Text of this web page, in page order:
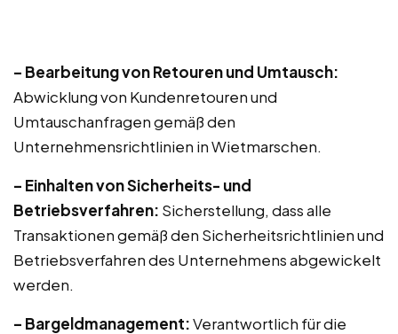
– Bearbeitung von Retouren und Umtausch:
Abwicklung von Kundenretouren und
Umtauschanfragen gemäß den
Unternehmensrichtlinien in Wietmarschen.
– Einhalten von Sicherheits- und
Betriebsverfahren: Sicherstellung, dass alle
Transaktionen gemäß den Sicherheitsrichtlinien und
Betriebsverfahren des Unternehmens abgewickelt
werden.
– Bargeldmanagement:Verantwortlich für die